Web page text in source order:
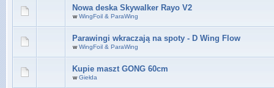
Nowa deska Skywalker Rayo V2
wWingFoil & ParaWing
Parawingi wkraczają na spoty - D Wing Flow
wWingFoil & ParaWing
Kupie maszt GONG 60cm
wGiełda